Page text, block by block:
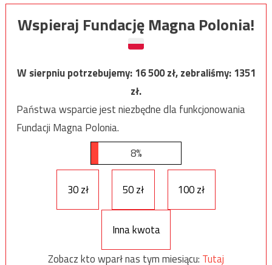
Wspieraj Fundację Magna Polonia!
W sierpniu potrzebujemy:16 500zł, zebraliśmy:1351
zł.
Państwa wsparcie jest niezbędne dla funkcjonowania
Fundacji Magna Polonia.
8%
30 zł 50 zł 100 zł
Inna kwota
Zobacz kto wparł nas tym miesiącu: Tutaj